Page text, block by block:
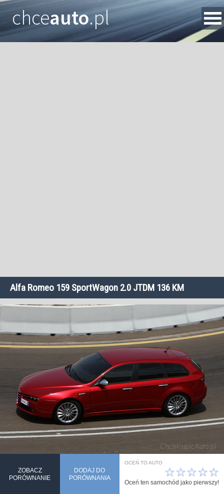
chceauto.pl
Alfa Romeo 159 SportWagon 2.0 JTDM 136 KM
ZOBACZ
PORÓWNANIE
DODAJ DO
PORÓWNANIA
OCEŃ TO AUTO
☆
☆
☆
☆
☆
Oceń ten samochód jako pierwszy!